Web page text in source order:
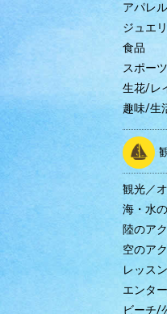
アパレ
ジュエ
食品
スポーツ
生花/レ
趣味/生
観光／
海・水
陸のア
空のア
レッス
エンタ
ビーチ/